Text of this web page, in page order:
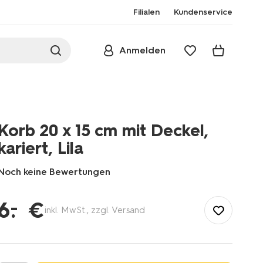
Filialen Kundenservice
Anmelden
20 x 15 cm mit Deckel,
Lila
keine Bewertungen
.
– €inkl. MwSt., zzgl. Versand